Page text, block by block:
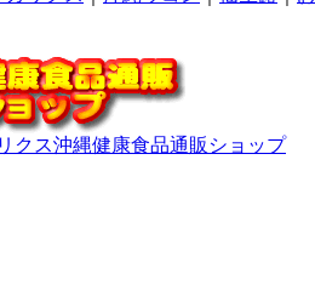
クス沖縄健康食品通販ショップ